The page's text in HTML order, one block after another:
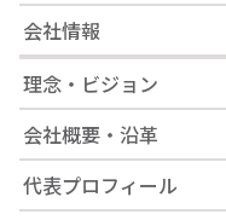
会社情報
理念・ビジョン
会社概要・沿革
代表プロフィール